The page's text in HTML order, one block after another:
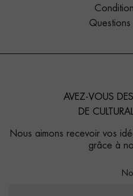
AVEZ-VOUS
DE
Nous aimons recevoir vos
grâce à